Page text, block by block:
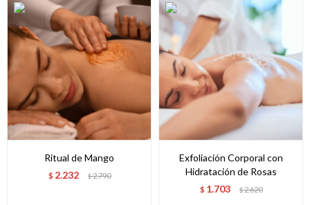
Ritual de Mango
$ 2.232 $2.790
Exfoliación Corporal con
Hidratación de Rosas
$ 1.703 $2.620